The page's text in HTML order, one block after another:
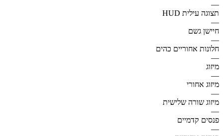
—
תצוגה עילית HUD
—
חיישן גשם
—
חלונות אחוריים כהים
—
מיזוג
—
מיזוג אחורי
—
מיזוג שורה שלישית
—
פנסים קדמיים
—